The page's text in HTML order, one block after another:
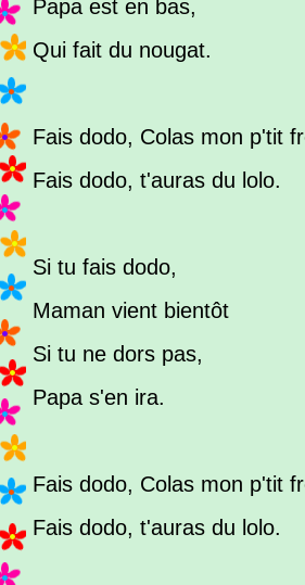
Papa est en bas,
Qui fait du nougat.
Fais dodo, Colas mon p'tit
Fais dodo, t'auras du lolo.
Si tu fais dodo,
Maman vient bientôt
Si tu ne dors pas,
Papa s'en ira.
Fais dodo, Colas mon p'tit
Fais dodo, t'auras du lolo.